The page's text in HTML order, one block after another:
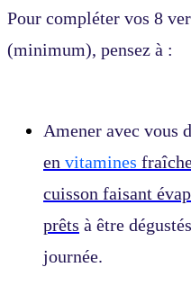
Pour compléter vos 8
(minimum), pensez à :
Amener avec vous
en vitamines
cuisson faisant
prêts à être
journée.